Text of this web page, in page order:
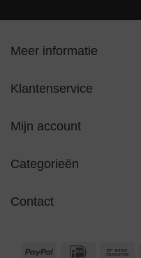
Meer informatie
Klantenservice
Mijn account
Categorieën
Contact
PayPal IDeal